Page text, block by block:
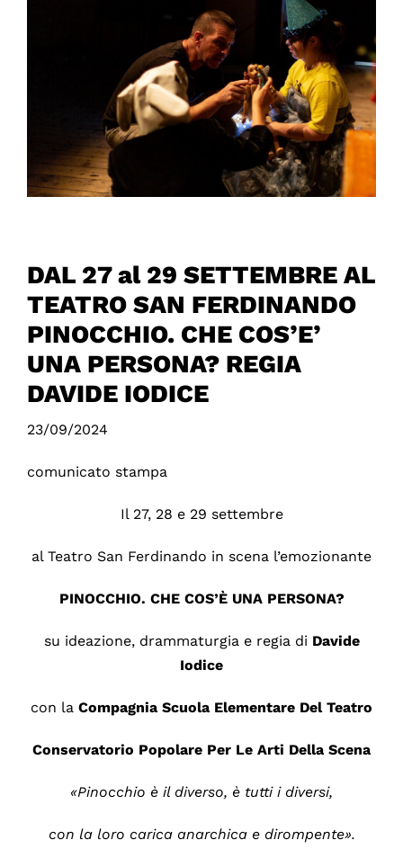
DAL 27 al 29 SETTEMBRE AL
TEATRO SAN FERDINANDO
PINOCCHIO. CHE COS’E’
UNA PERSONA? REGIA
DAVIDE IODICE
23/09/2024
comunicato stampa
Il 27, 28 e 29 settembre
al Teatro San Ferdinando in scena l’emozionante
PINOCCHIO. CHE COS’È UNA PERSONA?
su ideazione, drammaturgia e regia di Davide
Iodice
con la Compagnia Scuola Elementare Del Teatro
Conservatorio Popolare Per Le Arti Della Scena
«Pinocchio è il diverso, è tutti i diversi,
con la loro carica anarchica e dirompente».